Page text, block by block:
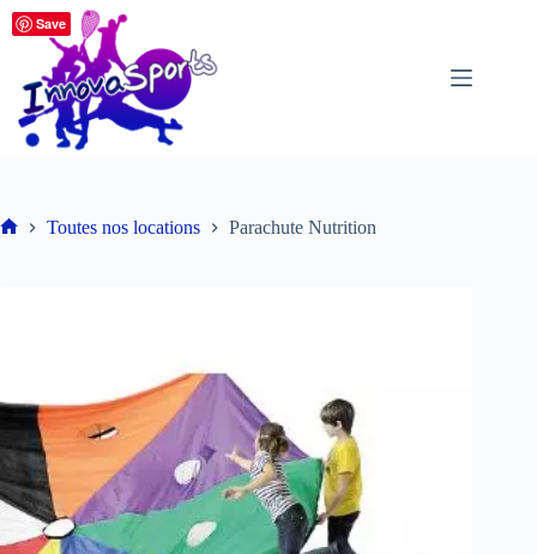
Passer
au
contenu
Toutes nos locations Parachute Nutrition
Save